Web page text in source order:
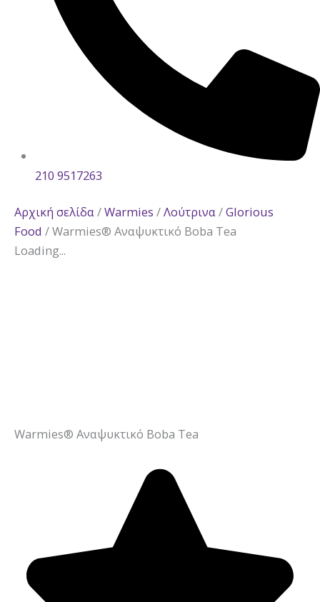
210 9517263
Αρχική σελίδα/Warmies /Λούτρινα/Glorious
Food / Warmies® Αναψυκτικό Boba Tea
Loading...
Warmies® Αναψυκτικό Boba Tea